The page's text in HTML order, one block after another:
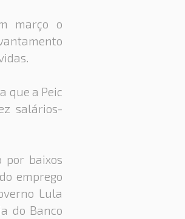
março o
que a Peic
salários-
por baixos
emprego
Lula
do Banco